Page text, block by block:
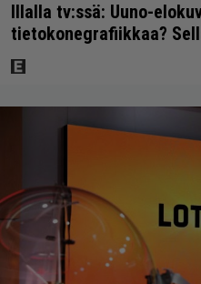
Illalla tv:ssä: Uuno-
tietokonegrafiikkaa?